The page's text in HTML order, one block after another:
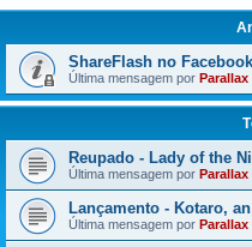
ShareFlash no
Última mensagem por Parallax
Reupado - Lady of the
Última mensagem por Parallax
Lançamento - Kotaro,
Última mensagem por Parallax